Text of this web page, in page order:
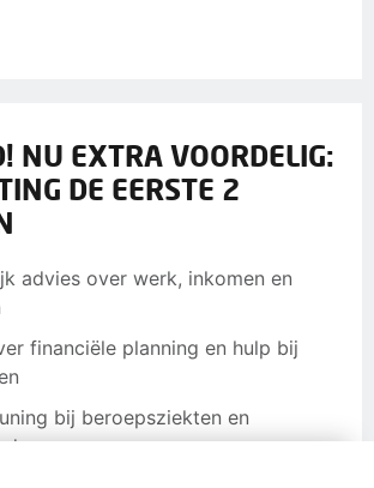
NU EXTRA VOORDELIG:
DE EERSTE 2
advies over werk, inkomen en
financiële planning en hulp bij
bij beroepsziekten en